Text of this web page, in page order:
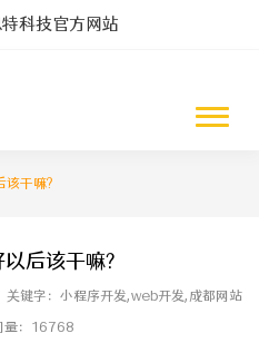
科技官方网站
该干嘛?
产品交流
后该干嘛?
关键字：小程序开发,web开发,成都网站
量：16768